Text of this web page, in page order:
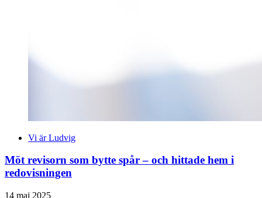
Vi är Ludvig
Möt revisorn som bytte spår – och hittade hem i
redovisningen
14 maj 2025